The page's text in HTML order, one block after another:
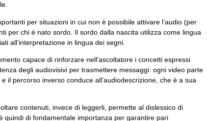
per situazioni in cui non è possibile attivare l’audio (per
per chi è nato sordo. Il sordo dalla nascita utilizza come lingua
all’interpretazione in lingua dei segni.
capace di rinforzare nell’ascoltatore i concetti espressi
degli audiovisivi per trasmettere messaggi: ogni video parte
percorso inverso conduce all’audiodescrizione, che è a sua
contenuti, invece di leggerli, permette al dislessico di
quindi di fondamentale importanza per garantire pari